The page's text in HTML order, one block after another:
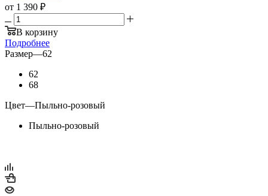
от 1 390 ₽
В корзину
Подробнее
Размер—62
62
68
Цвет—Пыльно-розовый
Пыльно-розовый